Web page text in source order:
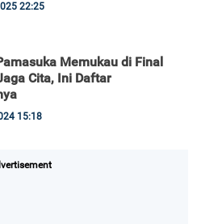
22:25
Memukau di Final
Cita, Ini Daftar
15:18